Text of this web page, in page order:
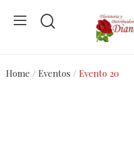
Home Eventos Evento 20